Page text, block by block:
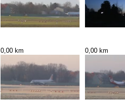
0,00 km 0,00 km